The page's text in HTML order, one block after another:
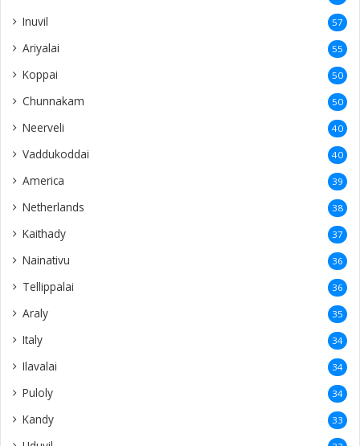
Inuvil 57
Ariyalai 55
Koppai 50
Chunnakam 50
Neerveli 40
Vaddukoddai 40
America 39
Netherlands 38
Kaithady 37
Nainativu 36
Tellippalai 36
Araly 35
Italy 34
Ilavalai 34
Puloly 34
Kandy 33